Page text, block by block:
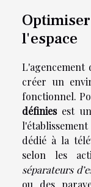
l'espace
créer un
fonctionnel.
définiesest
dédié à la
selon les
séparateurs
ou des